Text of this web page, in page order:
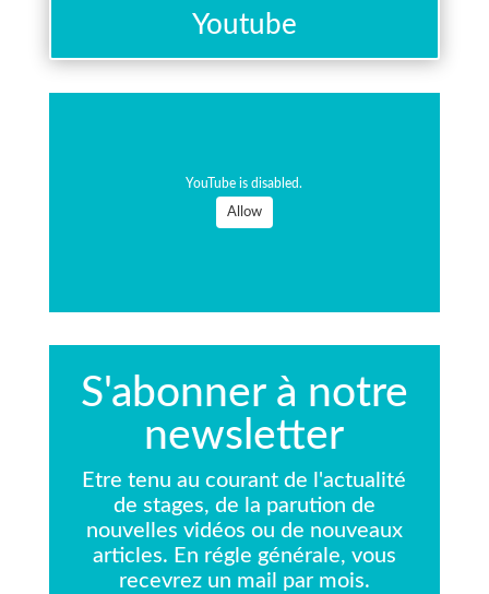
Youtube
YouTube is disabled.
Allow
S'abonner à notre
newsletter
Etre tenu au courant de l'actualité
de stages, de la parution de
nouvelles vidéos ou de nouveaux
articles. En régle générale, vous
recevrez un mail par mois.